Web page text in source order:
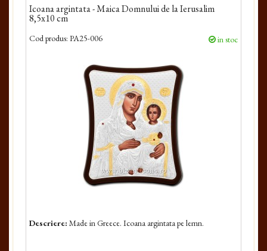
Icoana argintata - Maica Domnului de la Ierusalim
8,5x10 cm
Cod produs: PA25-006 in stoc
Descriere: Made in Greece. Icoana argintata pe lemn.